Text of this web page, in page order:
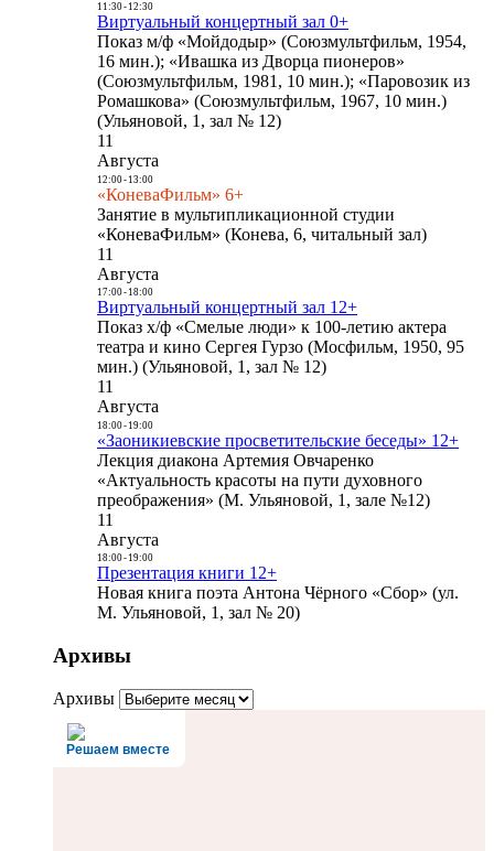
11:30- 12:30
Виртуальный концертный зал 0+
Показ м/ф «Мойдодыр» (Союзмультфильм, 1954,
16 мин.); «Ивашка из Дворца пионеров»
(Союзмультфильм, 1981, 10 мин.); «Паровозик из
Ромашкова» (Союзмультфильм, 1967, 10 мин.)
(Ульяновой, 1, зал № 12)
11
Августа
12:00- 13:00
«КоневаФильм» 6+
Занятие в мультипликационной студии
«КоневаФильм» (Конева, 6, читальный зал)
11
Августа
17:00- 18:00
Виртуальный концертный зал 12+
Показ х/ф «Смелые люди» к 100-летию актера
театра и кино Сергея Гурзо (Мосфильм, 1950, 95
мин.) (Ульяновой, 1, зал № 12)
11
Августа
18:00- 19:00
«Заоникиевские просветительские беседы» 12+
Лекция диакона Артемия Овчаренко
«Актуальность красоты на пути духовного
преображения» (М. Ульяновой, 1, зале №12)
11
Августа
18:00- 19:00
Презентация книги 12+
Новая книга поэта Антона Чёрного «Сбор» (ул.
М. Ульяновой, 1, зал № 20)
Архивы
Архивы
Решаем вместе